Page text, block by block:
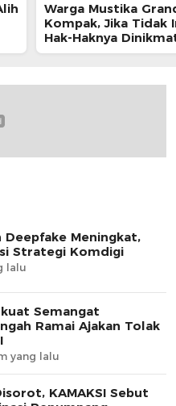
Warga Mustika
Kompak, Jika Tidak
Hak-Haknya
Pihak Lain
Deepfake Meningkat,
Strategi Komdigi
lalu
Semangat
Ramai Ajakan Tolak
yang lalu
KAMAKSI Sebut